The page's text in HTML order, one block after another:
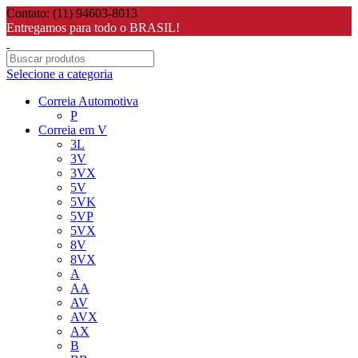
Contato: (11) 94603-8013
Entregamos para todo o BRASIL!
Selecione a categoria
Correia Automotiva
P
Correia em V
3L
3V
3VX
5V
5VK
5VP
5VX
8V
8VX
A
AA
AV
AVX
AX
B